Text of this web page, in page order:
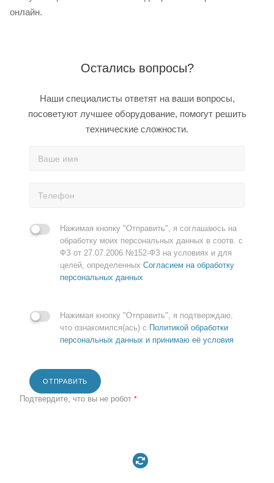
онлайн.
Остались вопросы?
Наши специалисты ответят на ваши вопросы,
посоветуют лучшее оборудование, помогут решить
технические сложности.
Нажимая кнопку "Отправить", я соглашаюсь на
обработку моих персональных данных в соотв. с
ФЗ от 27.07.2006 №152-ФЗ на условиях и для
целей, определенных Согласием на обработку
персональных данных
Нажимая кнопку "Отправить", я подтверждаю,
что ознакомился(ась) с Политикой обработки
персональных данных и принимаю её условия
ОТПРАВИТЬ
Подтвердите, что вы не робот *